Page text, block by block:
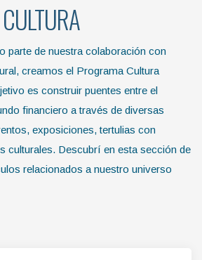
parte de nuestra colaboración con
creamos el Programa Cultura
es construir puentes entre el
financiero a través de diversas
exposiciones, tertulias con
culturales. Descubrí en esta sección de
relacionados a nuestro universo